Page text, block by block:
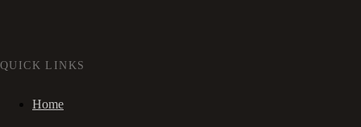
QUICK LINKS
Home